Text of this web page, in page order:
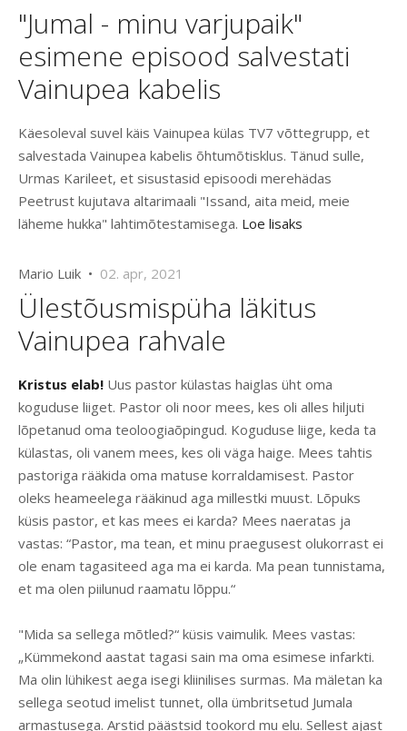
"Jumal - minu varjupaik"
esimene episood salvestati
Vainupea kabelis
Käesoleval suvel käis Vainupea külas TV7 võttegrupp, et
salvestada Vainupea kabelis õhtumõtisklus. Tänud sulle,
Urmas Karileet, et sisustasid episoodi merehädas
Peetrust kujutava altarimaali "Issand, aita meid, meie
läheme hukka" lahtimõtestamisega. Loe lisaks
Mario Luik • 02. apr, 2021
Ülestõusmispüha läkitus
Vainupea rahvale
Kristus elab! Uus pastor külastas haiglas üht oma
koguduse liiget. Pastor oli noor mees, kes oli alles hiljuti
lõpetanud oma teoloogiaõpingud. Koguduse liige, keda ta
külastas, oli vanem mees, kes oli väga haige. Mees tahtis
pastoriga rääkida oma matuse korraldamisest. Pastor
oleks heameelega rääkinud aga millestki muust. Lõpuks
küsis pastor, et kas mees ei karda? Mees naeratas ja
vastas: “Pastor, ma tean, et minu praegusest olukorrast ei
ole enam tagasiteed aga ma ei karda. Ma pean tunnistama,
et ma olen piilunud raamatu lõppu.“
"Mida sa sellega mõtled?“ küsis vaimulik. Mees vastas:
„Kümmekond aastat tagasi sain ma oma esimese infarkti.
Ma olin lühikest aega isegi kliinilises surmas. Ma mäletan ka
sellega seotud imelist tunnet, olla ümbritsetud Jumala
armastusega. Arstid päästsid tookord mu elu. Sellest ajast